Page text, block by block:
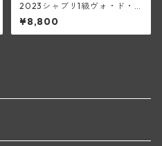
2023シャブリ1級ヴォ・ド・
ヴェイ(アラン・マティアス)
¥8,800